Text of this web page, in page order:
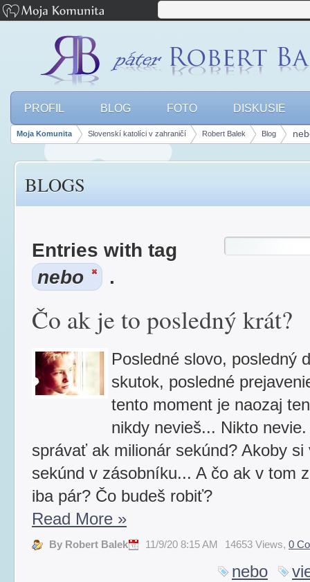
PROFIL BLOG FOTO DISKUSIE
Breadcrumbs
Moja Komunita Slovenskí katolíci v zahraničí Robert Balek Blog
BLOGS
Entries with tag
nebo
.
Čo ak je to posledný krát?
Posledné slovo, posledný
skutok, posledné
tento moment je naozaj
nikdy nevieš... Nikto
správať ak milionár sekúnd? Akoby si
sekúnd v zásobníku... A čo ak v tom
iba pár? Čo budeš robiť?
Read More »
By Robert Balek 11/9/20 8:15 AM 14653 Views, 0
nebo